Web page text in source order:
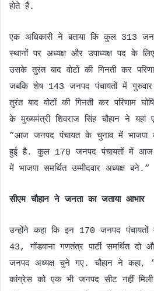
होते हैं.
एक अधिकारी ने बताया कि कुल 313
स्थानों पर अध्यक्ष और उपाध्यक्ष पद के
उसके तुरंत बाद वोटों की गिनती कर
जबकि शेष 143 जनपद पंचायतों में
तुरंत बाद वोटों की गिनती कर परिणाम
के मुख्यमंत्री शिवराज सिंह चौहान ने
”आज जनपद पंचायत के चुनाव में भाजपा
हुई है. कुल 170 जनपद पंचायतों में
में भाजपा समर्थित उम्मीदवार अध्यक्ष बने.”
सीएम चौहान ने जनता का जताया आभार
उन्होंने कहा कि इन 170 जनपद पंचायतों
43, गोंडवाना गणतंत्र पार्टी समर्थित दो
जनपद अध्यक्ष चुने गए. चौहान ने कहा,
कांग्रेस को एक भी जनपद सीट नहीं